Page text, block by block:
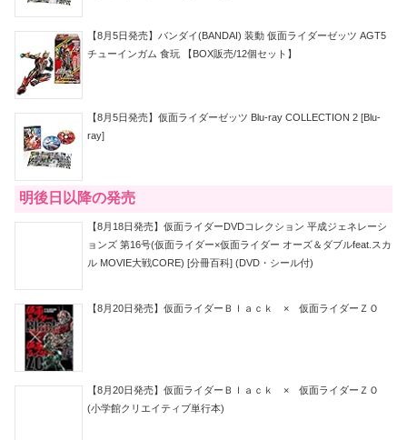
「ライオンのごきげんよう」10月26日か
ら【藤岡弘、】登場！1日目『石巻市にあ
る仮面ライダー像に起こった奇跡
【魂ネイション2012】S.H.フィギュアー
ツ 仮面ライダーブレイド！SHF龍騎＋ミ
ラーモンスター勢ぞろい、12ホロスコー
プス、ULTRA-ACTダークザギ、ノア ほ
かまとめ2
Comment